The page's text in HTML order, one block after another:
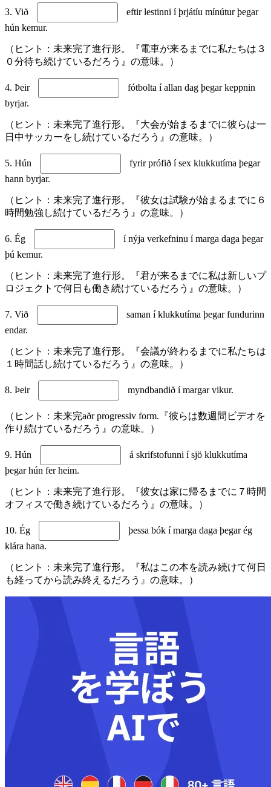
3. Við
eftir lestinni í þrjátíu mínútur þegar
hún kemur.
（ヒント：未来完了進行形。『電車が来るまでに私たちは３
０分待ち続けているだろう』の意味。）
4. Þeir
fótbolta í allan dag þegar keppnin
byrjar.
（ヒント：未来完了進行形。『大会が始まるまでに彼らは一
日中サッカーをし続けているだろう』の意味。）
5. Hún
fyrir prófið í sex klukkutíma þegar
hann byrjar.
（ヒント：未来完了進行形。『彼女は試験が始まるまでに６
時間勉強し続けているだろう』の意味。）
6. Ég
í nýja verkefninu í marga daga þegar
þú kemur.
（ヒント：未来完了進行形。『君が来るまでに私は新しいプ
ロジェクトで何日も働き続けているだろう』の意味。）
7. Við
saman í klukkutíma þegar fundurinn
endar.
（ヒント：未来完了進行形。『会議が終わるまでに私たちは
１時間話し続けているだろう』の意味。）
8. Þeir myndbandið í margar vikur.
（ヒント：未来完aðr progressiv form.『彼らは数週間ビデオを
作り続けているだろう』の意味。）
9. Hún
á skrifstofunni í sjö klukkutíma
þegar hún fer heim.
（ヒント：未来完了進行形。『彼女は家に帰るまでに７時間
オフィスで働き続けているだろう』の意味。）
10. Ég
þessa bók í marga daga þegar ég
klára hana.
（ヒント：未来完了進行形。『私はこの本を読み続けて何日
も経ってから読み終えるだろう』の意味。）